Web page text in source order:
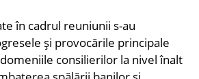
în cadrul reuniunii s-au
și provocările principale
consilierilor la nivel înalt